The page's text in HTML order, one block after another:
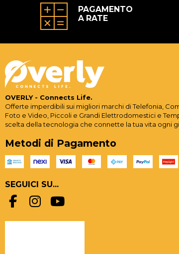
PAGAMENTO
A RATE
OVERLY - Connects Life.
Offerte imperdibili sui migliori marchi di Telefonia,
Foto e Video, Piccoli e Grandi Elettrodomestici e
scelta della tecnologia che connette la tua vita ogni
Metodi di Pagamento
SEGUICI SU...